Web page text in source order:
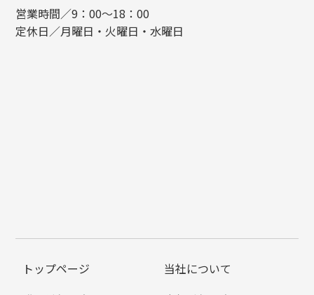
営業時間／9：00～18：00
定休日／月曜日・火曜日・水曜日
トップページ
当社について